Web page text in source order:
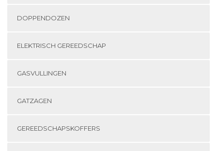
DOPPENDOZEN
ELEKTRISCH GEREEDSCHAP
GASVULLINGEN
GATZAGEN
GEREEDSCHAPSKOFFERS